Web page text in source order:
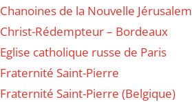
Chanoines de la Nouvelle Jérusalem
Christ-Rédempteur – Bordeaux
Eglise catholique russe de Paris
Fraternité Saint-Pierre
Fraternité Saint-Pierre (Belgique)